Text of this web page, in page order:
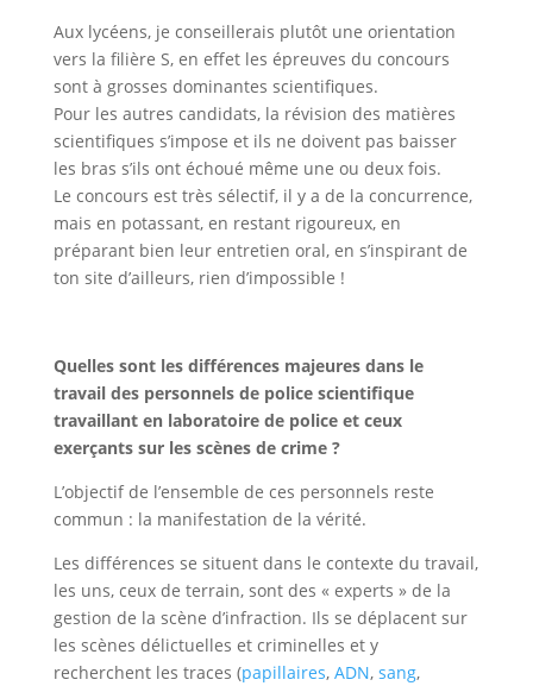
Aux lycéens, je conseillerais plutôt une orientation
vers la filière S, en effet les épreuves du concours
sont à grosses dominantes scientifiques.
Pour les autres candidats, la révision des matières
scientifiques s’impose et ils ne doivent pas baisser
les bras s’ils ont échoué même une ou deux fois.
Le concours est très sélectif, il y a de la concurrence,
mais en potassant, en restant rigoureux, en
préparant bien leur entretien oral, en s’inspirant de
ton site d’ailleurs, rien d’impossible !
Quelles sont les différences majeures dans le
travail des personnels de police scientifique
travaillant en laboratoire de police et ceux
exerçants sur les scènes de crime ?
L’objectif de l’ensemble de ces personnels reste
commun : la manifestation de la vérité.
Les différences se situent dans le contexte du travail,
les uns, ceux de terrain, sont des « experts » de la
gestion de la scène d’infraction. Ils se déplacent sur
les scènes délictuelles et criminelles et y
recherchent les traces (papillaires, ADN, sang,